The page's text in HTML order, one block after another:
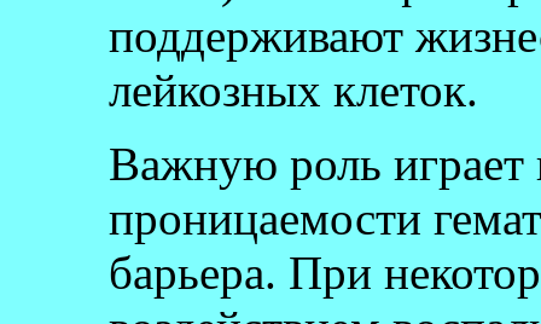
поддерживают
лейкозных клеток.
Важную роль играет
проницаемости
барьера. При